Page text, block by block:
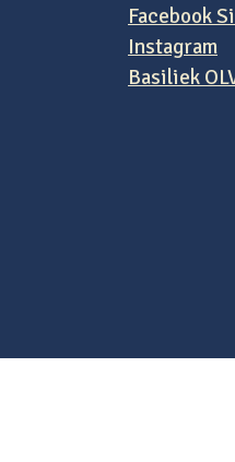
Facebook
Instagram
Basiliek